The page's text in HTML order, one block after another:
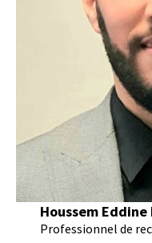
Houssem Eddine
Professionnel de